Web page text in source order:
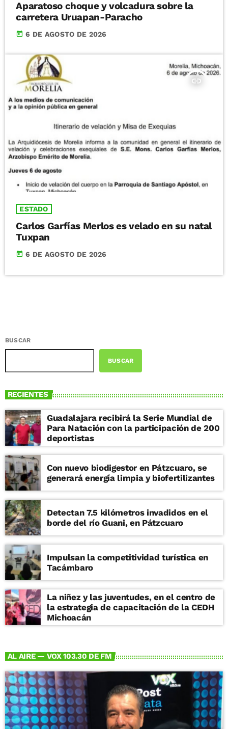
Aparatoso choque y volcadura sobre la
carretera Uruapan-Paracho
today 6 DE AGOSTO DE 2026
insert_link
ESTADO
Carlos Garfías Merlos es velado en su natal
Tuxpan
today 6 DE AGOSTO DE 2026
BUSCAR
BUSCAR
RECIENTES
Guadalajara recibirá la Serie Mundial de
Para Natación con la participación de 200
deportistas
Con nuevo biodigestor en Pátzcuaro, se
generará energía limpia y biofertilizantes
Detectan 7.5 kilómetros invadidos en el
borde del río Guani, en Pátzcuaro
Impulsan la competitividad turística en
Tacámbaro
La niñez y las juventudes, en el centro de
la estrategia de capacitación de la CEDH
Michoacán
AL AIRE — VOX 103.30 DE FM